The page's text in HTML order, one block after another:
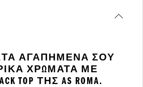
ΑΓΑΠΗΜΈΝΑ ΣΟΥ
ΧΡΏΜΑΤΑ ΜΕ
TOP ΤΗΣ AS ROMA.